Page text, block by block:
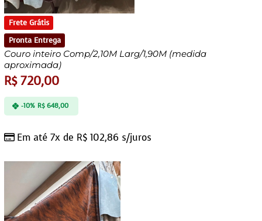
Frete Grátis
Pronta Entrega
Couro inteiro Comp/2,10M Larg/1,90M (medida
aproximada)
R$720,00
Em até 7x de R$ 102,86 s/juros
-10% R$648,00